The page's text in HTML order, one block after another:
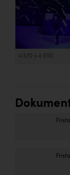
4 570 x 4 000